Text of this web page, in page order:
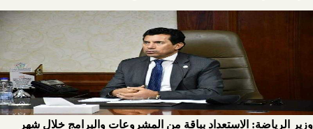
وزير الرياضة: الاستعداد بباقة من المشروعات والبرامج خلال شهر